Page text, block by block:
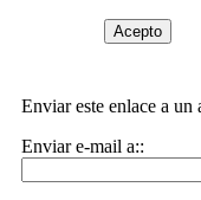
Acepto
Enviar este enlace a un
Enviar e-mail a::